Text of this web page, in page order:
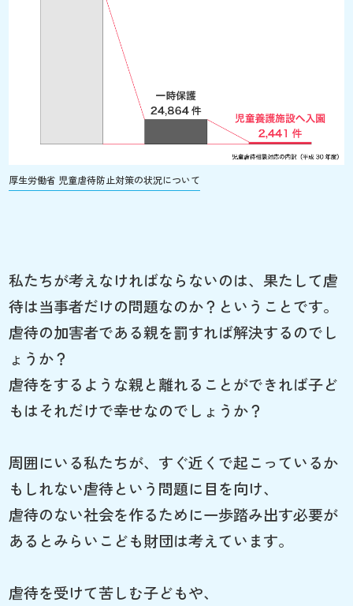
厚生労働省 児童虐待防止対策の状況について
私たちが考えなければならないのは、果たして虐
待は当事者だけの問題なのか？ということです。
虐待の加害者である親を罰すれば解決するのでし
ょうか？
虐待をするような親と離れることができれば子ど
もはそれだけで幸せなのでしょうか？
周囲にいる私たちが、すぐ近くで起こっているか
もしれない虐待という問題に目を向け、
虐待のない社会を作るために一歩踏み出す必要が
あるとみらいこども財団は考えています。
虐待を受けて苦しむ子どもや、